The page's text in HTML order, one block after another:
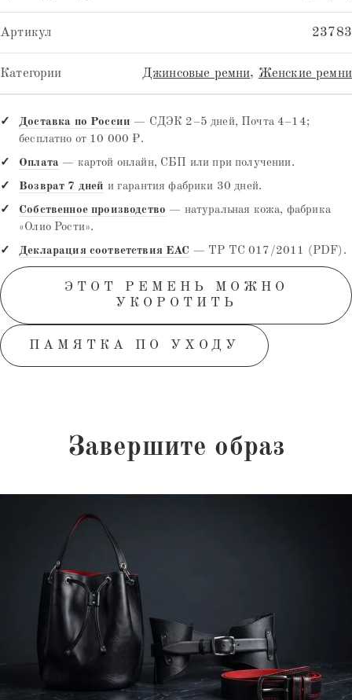
Артикул 23783
Категории Джинсовые ремни, Женские ремни
Доставка по России — СДЭК 2–5 дней, Почта 4–14;
бесплатно от 10 000 ₽.
Оплата — картой онлайн, СБП или при получении.
Возврат 7 дней и гарантия фабрики 30 дней.
Собственное производство — натуральная кожа, фабрика
«Олио Рости».
Декларация соответствия EAC — ТР ТС 017/2011 (PDF).
ЭТОТ РЕМЕНЬ МОЖНО
УКОРОТИТЬ
ПАМЯТКА ПО УХОДУ
Завершите образ